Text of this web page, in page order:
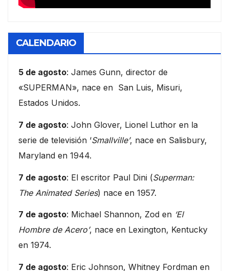
CALENDARIO
5 de agosto: James Gunn, director de
«SUPERMAN», nace en San Luis, Misuri,
Estados Unidos.
7 de agosto: John Glover, Lionel Luthor en la
serie de televisión ‘Smallville’, nace en Salisbury,
Maryland en 1944.
7 de agosto: El escritor Paul Dini (Superman:
The Animated Series) nace en 1957.
7 de agosto: Michael Shannon, Zod en ‘El
Hombre de Acero’, nace en Lexington, Kentucky
en 1974.
7 de agosto: Eric Johnson, Whitney Fordman en